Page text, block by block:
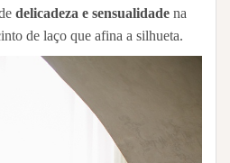
delicadeza e sensualidade na
de laço que afina a silhueta.